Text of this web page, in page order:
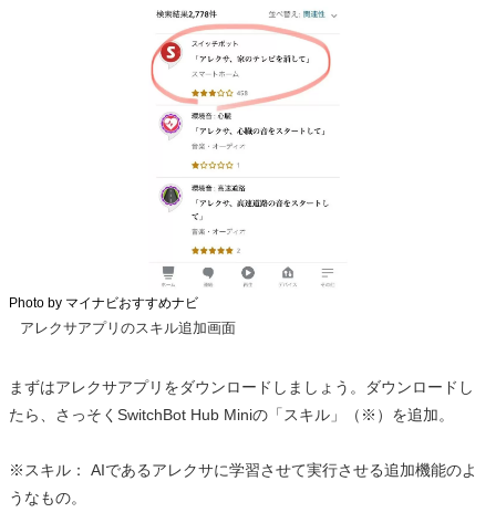
Photo by マイナビおすすめナビ
アレクサアプリのスキル追加画面
まずはアレクサアプリをダウンロードしましょう。ダウンロードし
たら、さっそくSwitchBot Hub Miniの「スキル」（※）を追加。
※スキル： AIであるアレクサに学習させて実行させる追加機能のよ
うなもの。